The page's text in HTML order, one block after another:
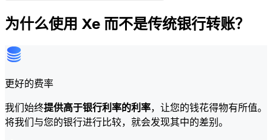
为什么使用 Xe 而不是传统银行转账？
更好的费率
我们始终提供高于银行利率的利率，让您的钱花得物有所值。
将我们与您的银行进行比较，就会发现其中的差别。